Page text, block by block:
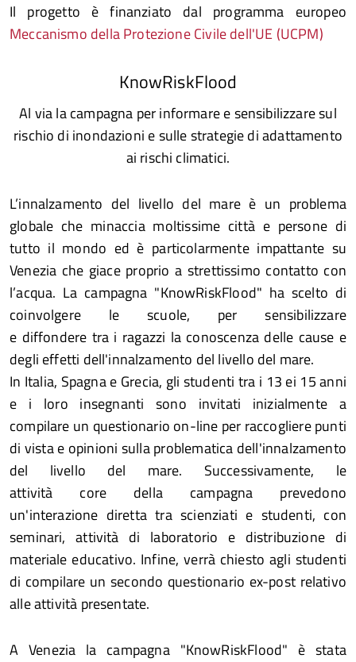
Il progetto è finanziato dal programma europeo
Meccanismo della Protezione Civile dell'UE (UCPM)
KnowRiskFlood
Al via la campagna per informare e sensibilizzare sul
rischio di inondazioni e sulle strategie di adattamento
ai rischi climatici.
L’innalzamento del livello del mare è un problema
globale che minaccia moltissime città e persone di
tutto il mondo ed è particolarmente impattante su
Venezia che giace proprio a strettissimo contatto con
l’acqua. La campagna "KnowRiskFlood" ha scelto di
coinvolgere le scuole, per sensibilizzare
e diffondere tra i ragazzi la conoscenza delle cause e
degli effetti dell'innalzamento del livello del mare.
In Italia, Spagna e Grecia, gli studenti tra i 13 ei 15 anni
e i loro insegnanti sono invitati inizialmente a
compilare un questionario on-line per raccogliere punti
di vista e opinioni sulla problematica dell'innalzamento
del livello del mare. Successivamente, le
attività core della campagna prevedono
un'interazione diretta tra scienziati e studenti, con
seminari, attività di laboratorio e distribuzione di
materiale educativo. Infine, verrà chiesto agli studenti
di compilare un secondo questionario ex-post relativo
alle attività presentate.
A Venezia la campagna "KnowRiskFlood" è stata